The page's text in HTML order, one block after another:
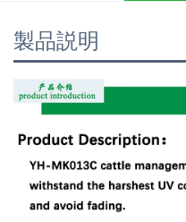
製品説明